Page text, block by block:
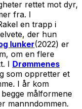
rettet mot dyr,
fra. I
en trapp i
der hun
Iunker(2022) er
om en flere
I Drømmenes
som oppretter et
I år kom
målformene
mannndommen.